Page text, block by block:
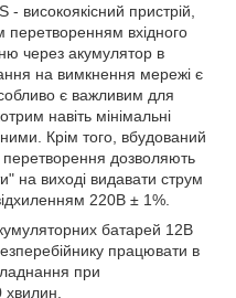
високоякісний пристрій,
перетворенням вхідного
через акумулятор в
на вимкнення мережі є
є важливим для
навіть мінімальні
Крім того, вбудований
перетворення дозволяють
на виході видавати струм
220В ± 1%.
батарей 12В
працювати в
при